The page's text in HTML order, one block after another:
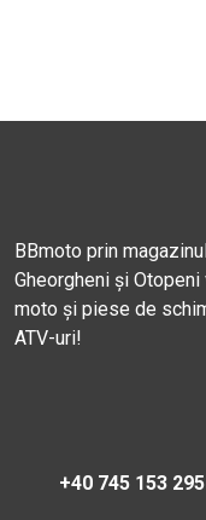
BBmoto prin
Gheorgheni și
moto și piese de
ATV-uri!
+40 745 153 295